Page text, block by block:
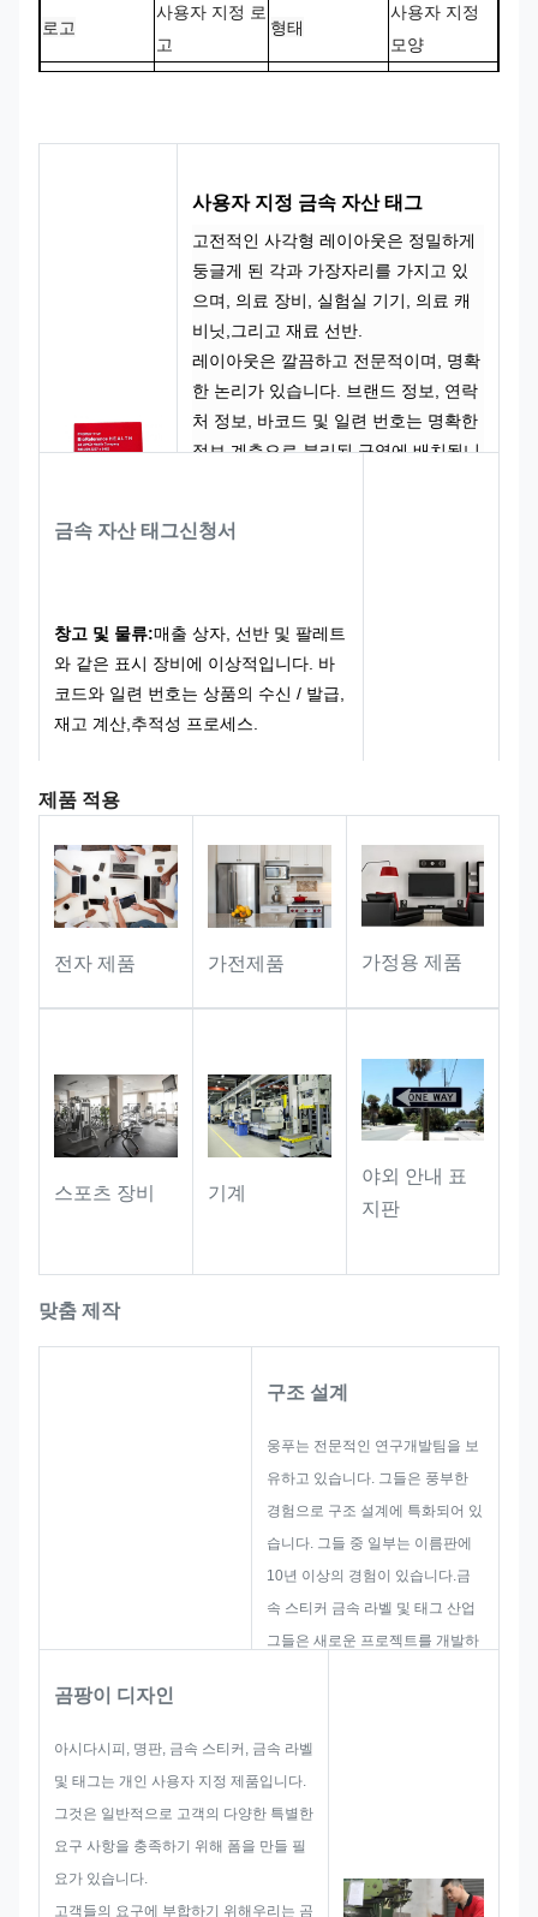
로고
사용자 지정 로
고
형태
사용자 지정
모양
사용자 지정 금속 자산 태그
고전적인 사각형 레이아웃은 정밀하게
둥글게 된 각과 가장자리를 가지고 있
으며, 의료 장비, 실험실 기기, 의료 캐
비닛,그리고 재료 선반.
레이아웃은 깔끔하고 전문적이며, 명확
한 논리가 있습니다. 브랜드 정보, 연락
처 정보, 바코드 및 일련 번호는 명확한
정보 계층으로 분리된 구역에 배치됩니
의 편의성을 고려합니다.그것은 전문적
클래식 브랜드의 밝은 빨간색 배경, 흰
색과 검은색의 대조적인 그래픽과 텍스
트와 결합하여 전문성과 표준화를 결합
하여 안정성과 위대함을 발산합니다.
금속 자산 태그신청서
창고 및 물류:매출 상자, 선반 및 팔레트
와 같은 표시 장비에 이상적입니다. 바
코드와 일련 번호는 상품의 수신 / 발급,
재고 계산,추적성 프로세스.
사무실 장비, 공공재 및 기타 시나리오
에 완벽하게 적응할 수 있으며, 식별 정
보를 오랫동안 안정적으로 운반할 수 있
습니다.그리고 자산 등록에 대한 완전한
및 기기를 표시하기에 적합합니다.라벨
은 작업장 및 산업 환경에서 장기 사용
중에도 명확하고 읽을 수 있습니다..
제품 적용
전자 제품 가전제품 가정용 제품
스포츠 장비 기계
야외 안내 표
지판
맞춤 제작
구조 설계
웅푸는 전문적인 연구개발팀을 보
유하고 있습니다. 그들은 풍부한
경험으로 구조 설계에 특화되어 있
습니다. 그들 중 일부는 이름판에
10년 이상의 경험이 있습니다.금
속 스티커 금속 라벨 및 태그 산업
그들은 새로운 프로젝트를 개발하
는 태그를 개발 시작 할 때, 우리는
곰팡이 디자인
아시다시피, 명판, 금속 스티커, 금속 라벨
및 태그는 개인 사용자 지정 제품입니다.
그것은 일반적으로 고객의 다양한 특별한
요구 사항을 충족하기 위해 폼을 만들 필
요가 있습니다.
고객들의 요구에 부합하기 위해우리는 곰